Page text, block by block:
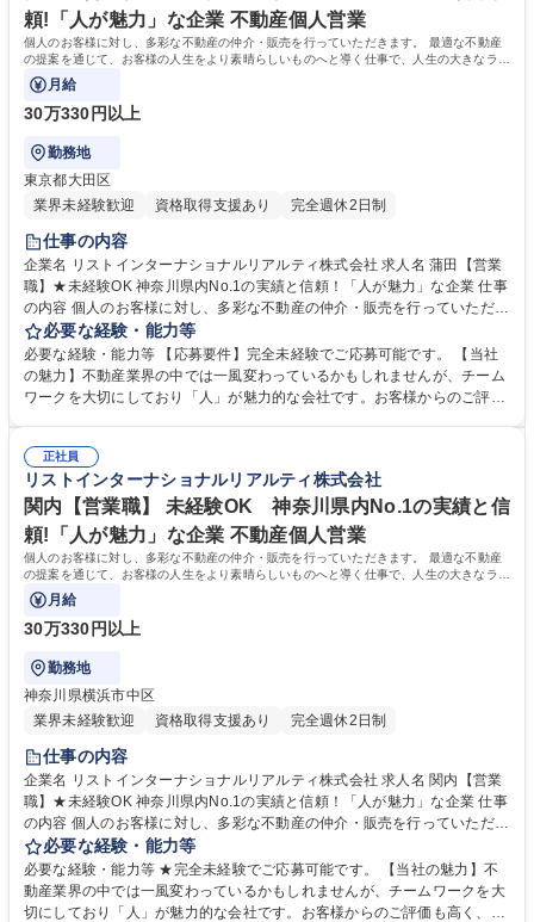
頼!「人が魅力」な企業 不動産個人営業
個人のお客様に対し、多彩な不動産の仲介・販売を行っていただきます。 最適な不動産
の提案を通じて、お客様の人生をより素晴らしいものへと導く仕事で、人生の大きなライ
フイベントに携わることができます。
月給
30万330円以上
勤務地
東京都大田区
業界未経験歓迎
資格取得支援あり 完全週休2日制
仕事の内容
企業名 リストインターナショナルリアルティ株式会社 求人名 蒲田【営業
職】★未経験OK 神奈川県内No.1の実績と信頼！「人が魅力」な企業 仕事
の内容 個人のお客様に対し、多彩な不動産の仲介・販売を行っていただき
ます。 最適な不動産の提案を通じて、お客様の人生をより素晴らしいもの
へと導く仕事で、人生の大きなライフイベントに携わることができます。
【風土・環境】 チームワークを大切にしており、仲間同士で支えあう文化
が根強い社風です。また、上司のサポートや研修制度も充実しており未経
経験OK 神奈川県内No.1の実績と信頼！「人が魅力」な企業
必要な経験・能力等
必要な経験・能力等 【応募要件】完全未経験でご応募可能です。 【当社
の魅力】不動産業界の中では一風変わっているかもしれませんが、チーム
ワークを大切にしており「人」が魅力的な会社です。お客様からのご評価
制度、月平均残業時間24時間程度など就業環境も強みとしており、従業員
満足度の非常に高い会社です。 学歴・資格 学歴：大学院 大学 高専 短大
専修学校 高校 語学力： 資格：
正社員
リストインターナショナルリアルティ株式会社
関内【営業職】 未経験OK 神奈川県内No.1の実績と信
頼!「人が魅力」な企業 不動産個人営業
個人のお客様に対し、多彩な不動産の仲介・販売を行っていただきます。 最適な不動産
の提案を通じて、お客様の人生をより素晴らしいものへと導く仕事で、人生の大きなライ
フイベントに携わることができます。
月給
30万330円以上
勤務地
神奈川県横浜市中区
業界未経験歓迎
資格取得支援あり 完全週休2日制
仕事の内容
企業名 リストインターナショナルリアルティ株式会社 求人名 関内【営業
職】★未経験OK 神奈川県内No.1の実績と信頼！「人が魅力」な企業 仕事
の内容 個人のお客様に対し、多彩な不動産の仲介・販売を行っていただき
ます。 最適な不動産の提案を通じて、お客様の人生をより素晴らしいもの
へと導く仕事で、人生の大きなライフイベントに携わることができます。
【風土・環境】 チームワークを大切にしており、仲間同士で支えあう文化
が根強い社風です。また、上司のサポートや研修制度も充実しており未経
必要な経験・能力等
必要な経験・能力等 ★完全未経験でご応募可能です。 【当社の魅力】不
動産業界の中では一風変わっているかもしれませんが、チームワークを大
切にしており「人」が魅力的な会社です。お客様からのご評価も高く、神